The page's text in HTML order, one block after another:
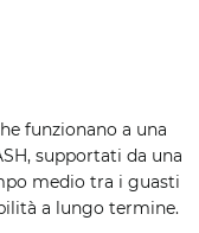
funzionano a una
supportati da una
medio tra i guasti
a lungo termine.